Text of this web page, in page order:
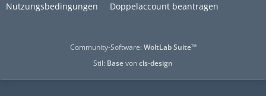
Nutzungsbedingungen Doppelaccount beantragen
Community-Software: WoltLab Suite™
Stil: Basevoncls-design